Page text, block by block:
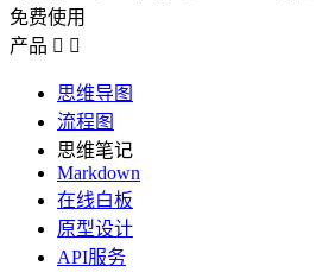
免费使用
产品  
思维导图
流程图
思维笔记
Markdown
在线白板
原型设计
API服务